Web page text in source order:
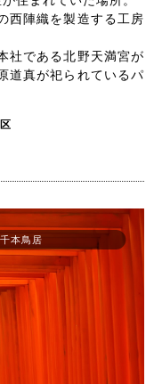
西陣織を製造する工房
社である北野天満宮が
道真が祀られているパ
本鳥居